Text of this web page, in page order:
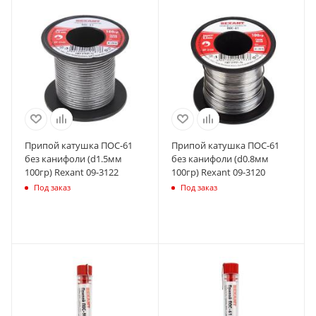
Припой катушка ПОС-61
без канифоли (d1.5мм
100гр) Rexant 09-3122
Под заказ
Припой катушка ПОС-61
без канифоли (d0.8мм
100гр) Rexant 09-3120
Под заказ